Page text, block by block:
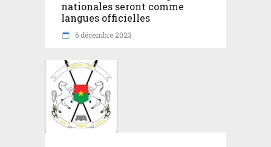
nationales seront comme
langues officielles
6 décembre 2023